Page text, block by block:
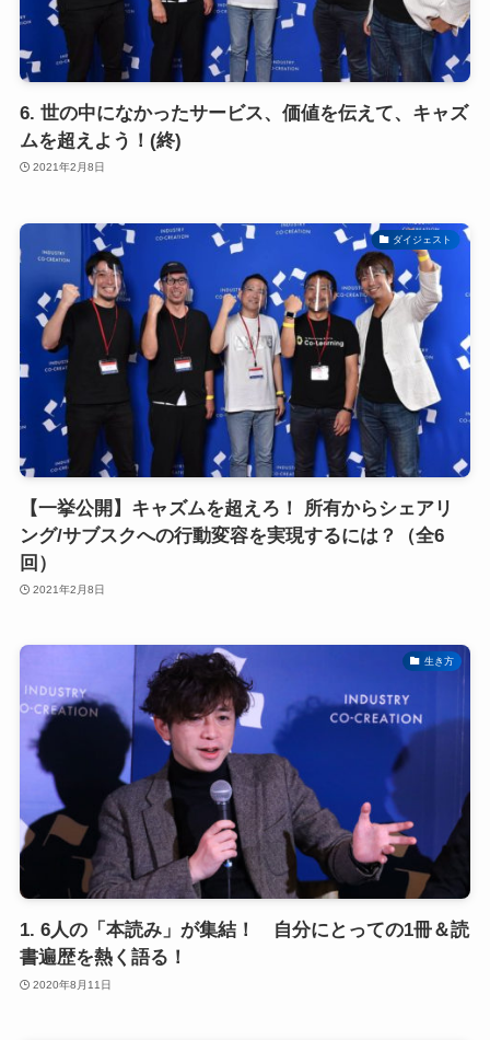
6. 世の中になかったサービス、価値を伝えて、キャズ
ムを超えよう！(終)
2021年2月8日
ダイジェスト
【一挙公開】キャズムを超えろ！ 所有からシェアリ
ング/サブスクへの行動変容を実現するには？（全6
回）
2021年2月8日
生き方
1. 6人の「本読み」が集結！ 自分にとっての1冊＆読
書遍歴を熱く語る！
2020年8月11日